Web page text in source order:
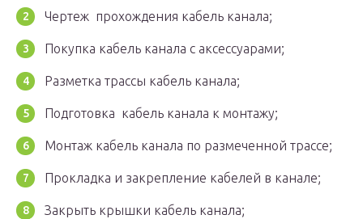
Чертеж прохождения кабель канала;
Покупка кабель канала с аксессуарами;
Разметка трассы кабель канала;
Подготовка кабель канала к монтажу;
Монтаж кабель канала по размеченной трассе;
Прокладка и закрепление кабелей в канале;
Закрыть крышки кабель канала;